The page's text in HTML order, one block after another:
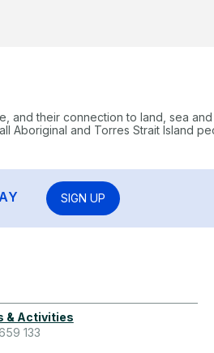
and their connection to land, sea
Aboriginal and Torres Strait Island
SIGN UP
& Activities
133